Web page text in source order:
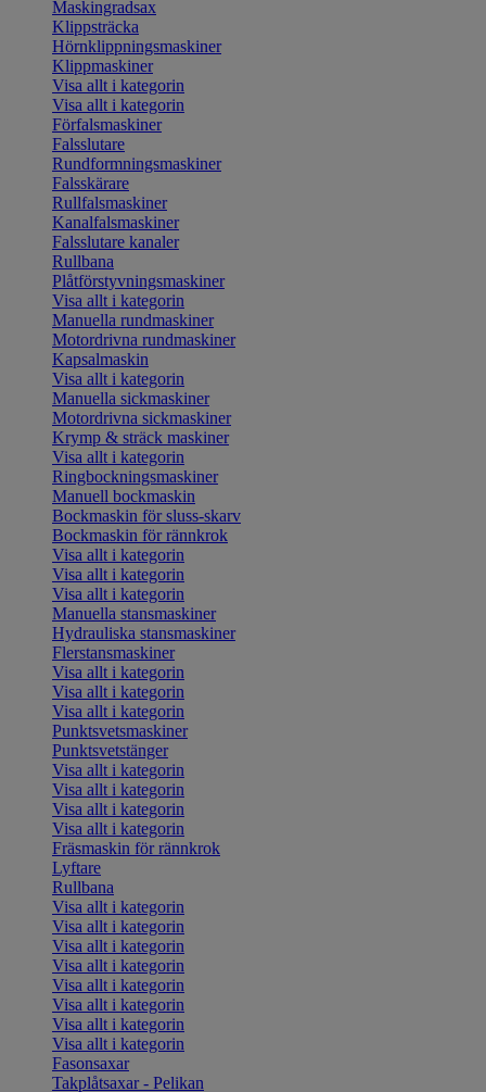
Maskingradsax
Klippsträcka
Hörnklippningsmaskiner
Klippmaskiner
Visa allt i kategorin
Visa allt i kategorin
Förfalsmaskiner
Falsslutare
Rundformningsmaskiner
Falsskärare
Rullfalsmaskiner
Kanalfalsmaskiner
Falsslutare kanaler
Rullbana
Plåtförstyvningsmaskiner
Visa allt i kategorin
Manuella rundmaskiner
Motordrivna rundmaskiner
Kapsalmaskin
Visa allt i kategorin
Manuella sickmaskiner
Motordrivna sickmaskiner
Krymp & sträck maskiner
Visa allt i kategorin
Ringbockningsmaskiner
Manuell bockmaskin
Bockmaskin för sluss-skarv
Bockmaskin för rännkrok
Visa allt i kategorin
Visa allt i kategorin
Visa allt i kategorin
Manuella stansmaskiner
Hydrauliska stansmaskiner
Flerstansmaskiner
Visa allt i kategorin
Visa allt i kategorin
Visa allt i kategorin
Punktsvetsmaskiner
Punktsvetstänger
Visa allt i kategorin
Visa allt i kategorin
Visa allt i kategorin
Visa allt i kategorin
Fräsmaskin för rännkrok
Lyftare
Rullbana
Visa allt i kategorin
Visa allt i kategorin
Visa allt i kategorin
Visa allt i kategorin
Visa allt i kategorin
Visa allt i kategorin
Visa allt i kategorin
Visa allt i kategorin
Fasonsaxar
Takplåtsaxar - Pelikan